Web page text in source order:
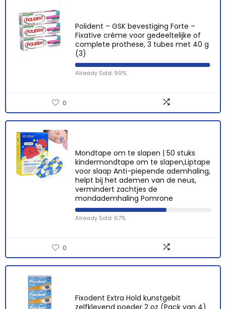
Polident – GSK bevestiging Forte –
Fixative crème voor gedeeltelijke of
complete prothese, 3 tubes met 40 g
(3)
Already Sold: 99%
0
Mondtape om te slapen | 50 stuks
kindermondtape om te slapen,Liptape
voor slaap Anti-piepende ademhaling,
helpt bij het ademen van de neus,
vermindert zachtjes de
mondademhaling Pomrone
Already Sold: 67%
0
Fixodent Extra Hold kunstgebit
zelfklevend poeder 2 oz (Pack van 4)